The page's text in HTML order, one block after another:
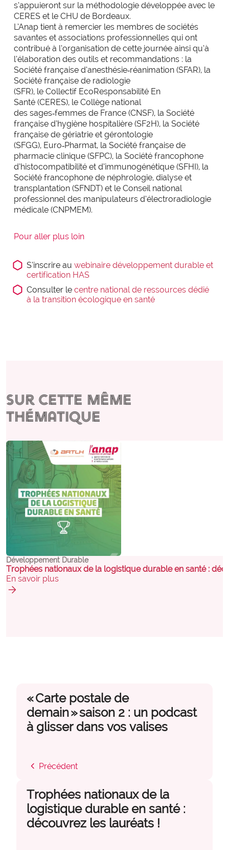
s’appuieront sur la méthodologie développée avec le
CERES et le CHU de Bordeaux.
L’Anap tient à remercier les membres de sociétés
savantes et associations professionnelles qui ont
contribué à l’organisation de cette journée ainsi qu’à
l’élaboration des outils et recommandations : la
Société française d’anesthésie‑réanimation (SFAR), la
Société française de radiologie
(SFR), le Collectif EcoResponsabilité En
Santé (CERES), le Collège national
des sages‑femmes de France (CNSF), la Société
française d’hygiène hospitalière (SF2H), la Société
française de gériatrie et gérontologie
(SFGG), Euro‑Pharmat, la Société française de
pharmacie clinique (SFPC), la Société francophone
d’histocompatibilité et d’immunogénétique (SFHI), la
Société francophone de néphrologie, dialyse et
transplantation (SFNDT) et le Conseil national
professionnel des manipulateurs d’électroradiologie
médicale (CNPMEM).
Pour aller plus loin
S’inscrire au webinaire développement durable et
certification HAS
Consulter le centre national de ressources dédié
à la transition écologique en santé
Sur cette même
thématique
Développement Durable
Trophées nationaux de la logistique durable en santé :
En savoir plus
arrow_forward
« Carte postale de
demain » saison 2 : un podcast
à glisser dans vos valises
chevron_left Précédent
Trophées nationaux de la
logistique durable en santé :
découvrez les lauréats !